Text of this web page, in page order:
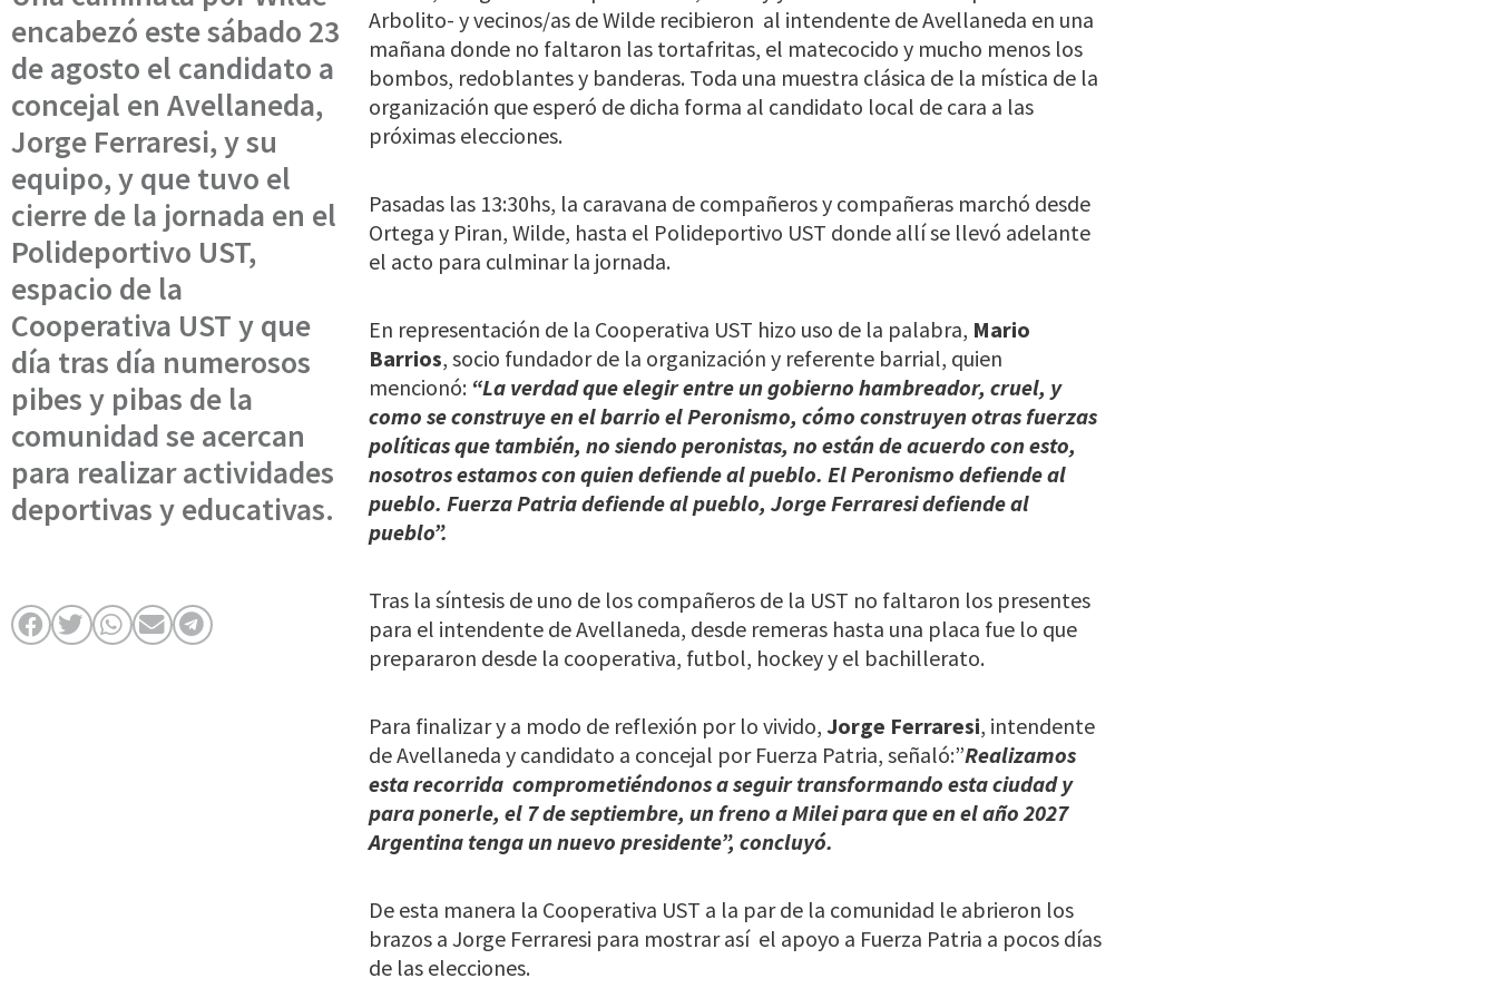
encabezó este sábado 23
de agosto el candidato a
concejal en Avellaneda,
Jorge Ferraresi, y su
equipo, y que tuvo el
cierre de la jornada en el
Polideportivo UST,
espacio de la
Cooperativa UST y que
día tras día numerosos
pibes y pibas de la
comunidad se acercan
para realizar actividades
deportivas y educativas.
Arbolito- y vecinos/as de Wilde recibieron al intendente de Avellaneda en una
mañana donde no faltaron las tortafritas, el matecocido y mucho menos los
bombos, redoblantes y banderas. Toda una muestra clásica de la mística de la
organización que esperó de dicha forma al candidato local de cara a las
próximas elecciones.
Pasadas las 13:30hs, la caravana de compañeros y compañeras marchó desde
Ortega y Piran, Wilde, hasta el Polideportivo UST donde allí se llevó adelante
el acto para culminar la jornada.
En representación de la Cooperativa UST hizo uso de la palabra, Mario
Barrios, socio fundador de la organización y referente barrial, quien
mencionó: “La verdad que elegir entre un gobierno hambreador, cruel, y
como se construye en el barrio el Peronismo, cómo construyen otras fuerzas
políticas que también, no siendo peronistas, no están de acuerdo con esto,
nosotros estamos con quien defiende al pueblo. El Peronismo defiende al
pueblo. Fuerza Patria defiende al pueblo, Jorge Ferraresi defiende al
pueblo”.
Tras la síntesis de uno de los compañeros de la UST no faltaron los presentes
para el intendente de Avellaneda, desde remeras hasta una placa fue lo que
prepararon desde la cooperativa, futbol, hockey y el bachillerato.
Para finalizar y a modo de reflexión por lo vivido, Jorge Ferraresi, intendente
de Avellaneda y candidato a concejal por Fuerza Patria, señaló:”Realizamos
esta recorrida comprometiéndonos a seguir transformando esta ciudad y
para ponerle, el 7 de septiembre, un freno a Milei para que en el año 2027
Argentina tenga un nuevo presidente”, concluyó.
De esta manera la Cooperativa UST a la par de la comunidad le abrieron los
brazos a Jorge Ferraresi para mostrar así el apoyo a Fuerza Patria a pocos días
de las elecciones.